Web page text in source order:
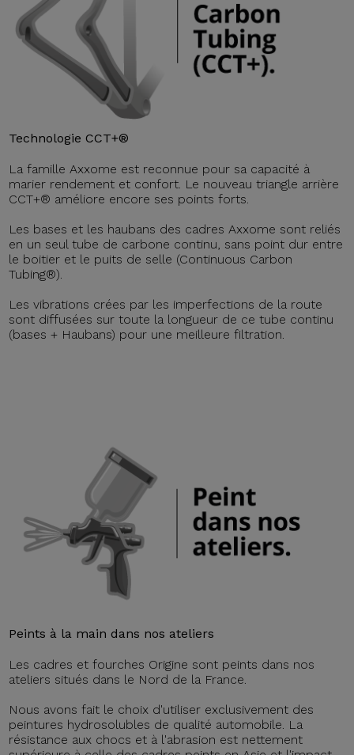
Technologie CCT+®
La famille Axxome est reconnue pour sa capacité à
marier rendement et confort. Le nouveau triangle arrière
CCT+® améliore encore ses points forts.
Les bases et les haubans des cadres Axxome sont reliés
en un seul tube de carbone continu, sans point dur entre
le boitier et le puits de selle (Continuous Carbon
Tubing®).
Les vibrations crées par les imperfections de la route
sont diffusées sur toute la longueur de ce tube continu
(bases + Haubans) pour une meilleure filtration.
Peints à la main dans nos ateliers
Les cadres et fourches Origine sont peints dans nos
ateliers situés dans le Nord de la France.
Nous avons fait le choix d'utiliser exclusivement des
peintures hydrosolubles de qualité automobile. La
résistance aux chocs et à l'abrasion est nettement